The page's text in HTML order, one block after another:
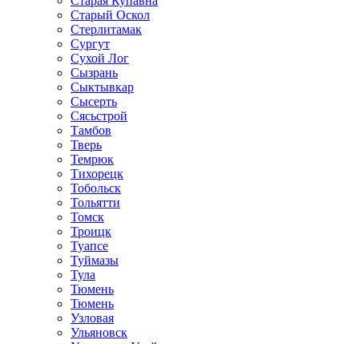
Старый Оскол
Стерлитамак
Сургут
Сухой Лог
Сызрань
Сыктывкар
Сысерть
Сясьстрой
Тамбов
Тверь
Темрюк
Тихорецк
Тобольск
Тольятти
Томск
Троицк
Туапсе
Туймазы
Тула
Тюмень
Тюмень
Узловая
Ульяновск